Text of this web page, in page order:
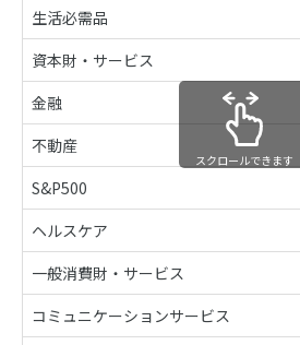
生活必需品
資本財・サービス
金融
不動産
S&P500
ヘルスケア
一般消費財・サービス
コミュニケーションサービス
スクロールできます